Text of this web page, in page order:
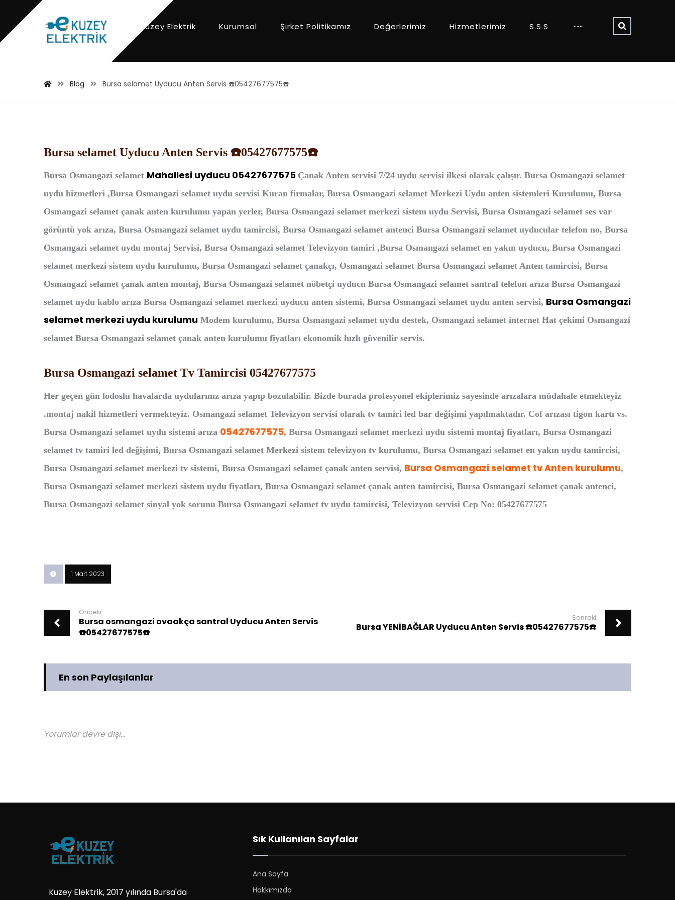
Kuzey Elektrik Kurumsal Şirket Politikamız Değerlerimiz Hizmetlerimiz S.S.S
Blog Bursa selamet Uyducu Anten Servis ☎️05427677575☎️
Bursa selamet Uyducu Anten Servis ☎️05427677575☎️
Bursa Osmangazi selamet Mahallesi uyducu 05427677575 Çanak Anten servisi 7/24 uydu servisi ilkesi olarak çalışır. Bursa Osmangazi selamet
uydu hizmetleri ,Bursa Osmangazi selamet uydu servisi Kuran firmalar, Bursa Osmangazi selamet Merkezi Uydu anten sistemleri Kurulumu, Bursa
Osmangazi selamet çanak anten kurulumu yapan yerler, Bursa Osmangazi selamet merkezi sistem uydu Servisi, Bursa Osmangazi selamet ses var
görüntü yok arıza, Bursa Osmangazi selamet uydu tamircisi, Bursa Osmangazi selamet antenci Bursa Osmangazi selamet uyducular telefon no, Bursa
Osmangazi selamet uydu montaj Servisi, Bursa Osmangazi selamet Televizyon tamiri ,Bursa Osmangazi selamet en yakın uyducu, Bursa Osmangazi
selamet merkezi sistem uydu kurulumu, Bursa Osmangazi selamet çanakçı, Osmangazi selamet Bursa Osmangazi selamet Anten tamircisi, Bursa
Osmangazi selamet çanak anten montaj, Bursa Osmangazi selamet nöbetçi uyducu Bursa Osmangazi selamet santral telefon arıza Bursa Osmangazi
selamet uydu kablo arıza Bursa Osmangazi selamet merkezi uyducu anten sistemi, Bursa Osmangazi selamet uydu anten servisi, Bursa Osmangazi
selamet merkezi uydu kurulumu Modem kurulumu, Bursa Osmangazi selamet uydu destek, Osmangazi selamet internet Hat çekimi Osmangazi
selamet Bursa Osmangazi selamet çanak anten kurulumu fiyatları ekonomik hızlı güvenilir servis.
Bursa Osmangazi selamet Tv Tamircisi 05427677575
Her geçen gün lodoslu havalarda uydularınız arıza yapıp bozulabilir. Bizde burada profesyonel ekiplerimiz sayesinde arızalara müdahale etmekteyiz
.montaj nakil hizmetleri vermekteyiz. Osmangazi selamet Televizyon servisi olarak tv tamiri led bar değişimi yapılmaktadır. Cof arızası tigon kartı vs.
Bursa Osmangazi selamet uydu sistemi arıza 05427677575, Bursa Osmangazi selamet merkezi uydu sistemi montaj fiyatları, Bursa Osmangazi
selamet tv tamiri led değişimi, Bursa Osmangazi selamet Merkezi sistem televizyon tv kurulumu, Bursa Osmangazi selamet en yakın uydu tamircisi,
Bursa Osmangazi selamet merkezi tv sistemi, Bursa Osmangazi selamet çanak anten servisi, Bursa Osmangazi selamet tv Anten kurulumu,
Bursa Osmangazi selamet merkezi sistem uydu fiyatları, Bursa Osmangazi selamet çanak anten tamircisi, Bursa Osmangazi selamet çanak antenci,
Bursa Osmangazi selamet sinyal yok sorunu Bursa Osmangazi selamet tv uydu tamircisi, Televizyon servisi Cep No: 05427677575
1 Mart 2023
Önceki
Bursa osmangazi ovaakça santral Uyducu Anten Servis
☎️05427677575☎️
Sonraki
Bursa YENİBAĞLAR Uyducu Anten Servis ☎️05427677575☎️
En son Paylaşılanlar
Yorumlar devre dışı...
Kuzey Elektrik, 2017 yılında Bursa'da
Sık Kullanılan Sayfalar
Ana Sayfa
Hakkımızda